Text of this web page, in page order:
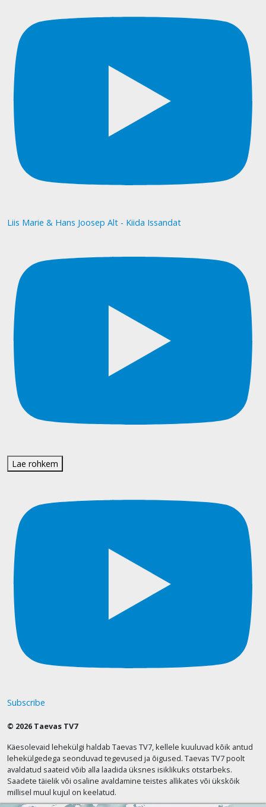
Liis Marie & Hans Joosep Alt - Kiida Issandat
Lae rohkem
Subscribe
© 2026 Taevas TV7
Käesolevaid lehekülgi haldab Taevas TV7, kellele kuuluvad kõik antud
lehekülgedega seonduvad tegevused ja õigused. Taevas TV7 poolt
avaldatud saateid võib alla laadida üksnes isiklikuks otstarbeks.
Saadete täielik või osaline avaldamine teistes allikates või ükskõik
millisel muul kujul on keelatud.